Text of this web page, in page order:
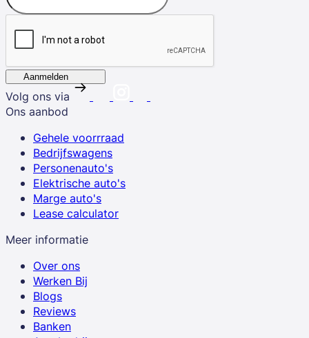
Aanmelden
Volg ons via
Ons aanbod
Gehele voorrraad
Bedrijfswagens
Personenauto's
Elektrische auto's
Marge auto's
Lease calculator
Meer informatie
Over ons
Werken Bij
Blogs
Reviews
Banken